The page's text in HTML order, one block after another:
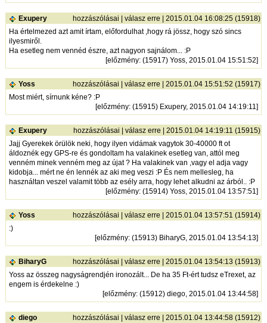
Exupery hozzászólásai válasz erre | 2015.01.04 16:08:25 (15918)
Ha értelmezed azt amit írtam, előfordulhat ,hogy rá jössz, hogy szó sincs
ilyesmiről.
Ha esetleg nem vennéd észre, azt nagyon sajnálom... :P
[előzmény: (15917) Yoss, 2015.01.04 15:51:52]
Yoss hozzászólásai válasz erre | 2015.01.04 15:51:52 (15917)
Most miért, sírnunk kéne? :P
[előzmény: (15915) Exupery, 2015.01.04 14:19:11]
Exupery hozzászólásai válasz erre | 2015.01.04 14:19:11 (15915)
Jajj Gyerekek örülök neki, hogy ilyen vidámak vagytok 30-40000 ft ot
áldoznék egy GPS-re és gondoltam ha valakinek esetleg van, attól meg
venném minek venném meg az újat ? Ha valakinek van ,vagy el adja vagy
kidobja... mért ne én lennék az aki meg veszi :P És nem mellesleg, ha
használtan veszel valamit több az esély arra, hogy lehet alkudni az árból.. :P
[előzmény: (15914) Yoss, 2015.01.04 13:57:51]
Yoss hozzászólásai válasz erre | 2015.01.04 13:57:51 (15914)
:)
[előzmény: (15913) BiharyG, 2015.01.04 13:54:13]
BiharyG hozzászólásai válasz erre | 2015.01.04 13:54:13 (15913)
Yoss az összeg nagyságrendjén ironozált... De ha 35 Ft-ért tudsz eTrexet, az
engem is érdekelne :)
[előzmény: (15912) diego, 2015.01.04 13:44:58]
diego hozzászólásai válasz erre | 2015.01.04 13:44:58 (15912)